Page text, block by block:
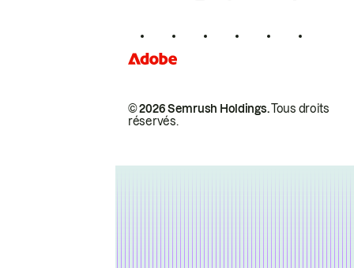
© 2026 Semrush Holdings.Tous droits
réservés.